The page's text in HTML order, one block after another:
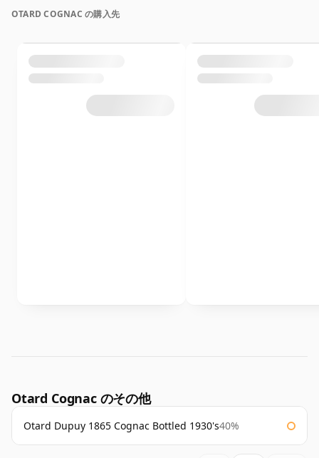
OTARD COGNAC の購入先
Otard Cognac のその他
Otard Dupuy 1865 Cognac Bottled 1930's40%